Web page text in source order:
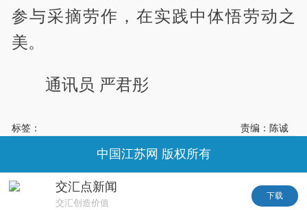
参与采摘劳作，在实践中体悟劳动之
美。
通讯员 严君彤
标签： 责编：陈诚
交汇点新闻
交汇创造价值
下载
中国江苏网 版权所有